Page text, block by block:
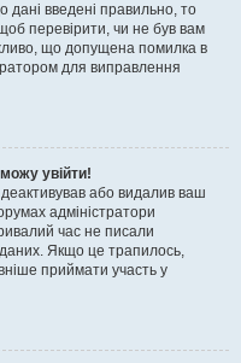
дані введені правильно, то
перевірити, чи не був вам
що допущена помилка в
для виправлення
увійти!
або видалив ваш
адміністратори
час не писали
Якщо це трапилось,
приймати участь у